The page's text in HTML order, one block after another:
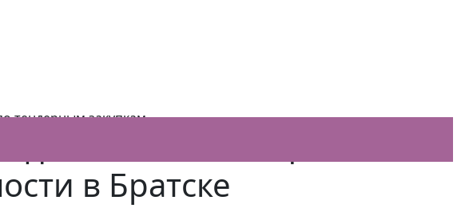
по тендерным закупкам
тендерным закупкам
на специалиста
в Братске